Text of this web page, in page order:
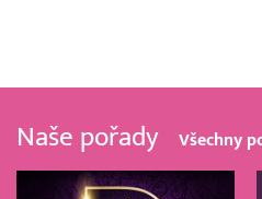
Naše pořady Všechny